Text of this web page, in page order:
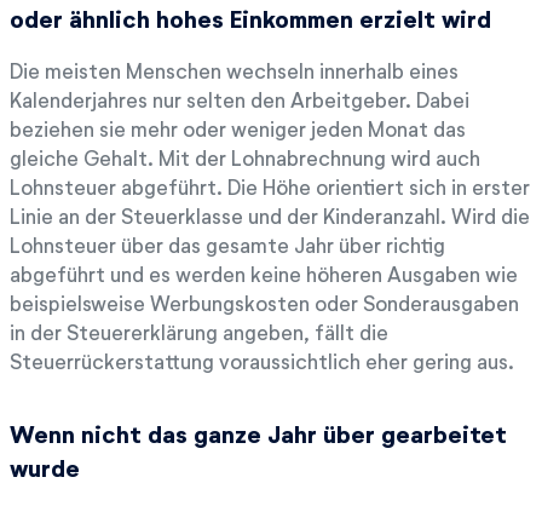
oder ähnlich hohes Einkommen erzielt wird
Die meisten Menschen wechseln innerhalb eines
Kalenderjahres nur selten den Arbeitgeber. Dabei
beziehen sie mehr oder weniger jeden Monat das
gleiche Gehalt. Mit der Lohnabrechnung wird auch
Lohnsteuer abgeführt. Die Höhe orientiert sich in erster
Linie an der Steuerklasse und der Kinderanzahl. Wird die
Lohnsteuer über das gesamte Jahr über richtig
abgeführt und es werden keine höheren Ausgaben wie
beispielsweise Werbungskosten oder Sonderausgaben
in der Steuererklärung angeben, fällt die
Steuerrückerstattung voraussichtlich eher gering aus.
Wenn nicht das ganze Jahr über gearbeitet
wurde